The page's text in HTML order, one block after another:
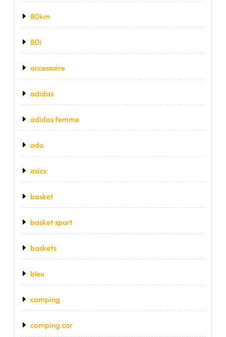
80km
80l
accessoire
adidas
adidas femme
ado
asics
basket
basket sport
baskets
bleu
camping
camping car